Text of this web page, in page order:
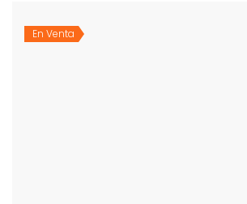
En Venta